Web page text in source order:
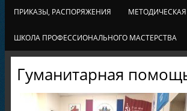
ПРИКАЗЫ, РАСПОРЯЖЕНИЯ
ШКОЛА ПРОФЕССИОНАЛЬНОГО МАСТЕРСТВА
Гуманитарная